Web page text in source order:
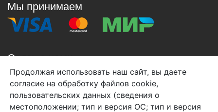
Мы принимаем
Связь с нами
+7 (495) 933-38-08
info@arben-textile.ru- оптовые продажи
Продолжая использовать наш сайт, вы даете
согласие на обработку файлов cookie,
пользовательских данных (сведения о
местоположении; тип и версия ОС; тип и версия